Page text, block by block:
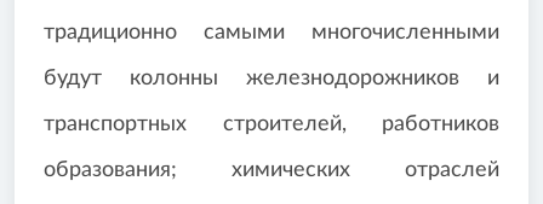
традиционно самыми многочисленными
будут колонны железнодорожников и
транспортных строителей, работников
образования; химических отраслей